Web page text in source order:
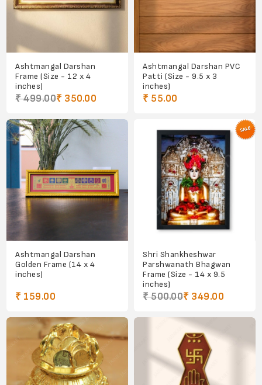
Ashtmangal Darshan
Frame (Size - 12 x 4
inches)
₹ 499.00₹ 350.00
Ashtmangal Darshan PVC
Patti (Size - 9.5 x 3
inches)
₹ 55.00
Ashtmangal Darshan
Golden Frame (14 x 4
inches)
₹ 159.00
Shri Shankheshwar
Parshwanath Bhagwan
Frame (Size - 14 x 9.5
inches)
₹ 500.00₹ 349.00